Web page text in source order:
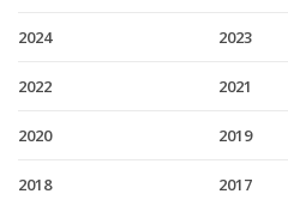
2024 2023
2022 2021
2020 2019
2018 2017